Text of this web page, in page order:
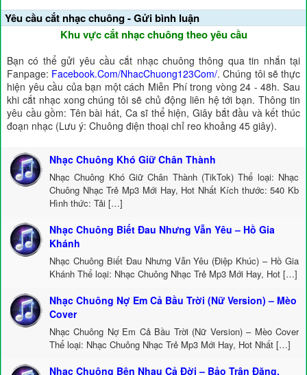
Yêu cầu cắt nhạc chuông - Gửi bình luận
Khu vực cắt nhạc chuông theo yêu cầu
Bạn có thể gửi yêu cầu cắt nhạc chuông thông qua tin nhắn tại
Fanpage: Facebook.Com/NhacChuong123Com/. Chúng tôi sẽ thực
hiện yêu cầu của bạn một cách Miễn Phí trong vòng 24 - 48h. Sau
khi cắt nhạc xong chúng tôi sẽ chủ động liên hệ tới bạn. Thông tin
yêu cầu gồm: Tên bài hát, Ca sĩ thể hiện, Giây bắt đầu và kết thúc
đoạn nhạc (Lưu ý: Chuông điện thoại chỉ reo khoảng 45 giây).
Nhạc Chuông Khó Giữ Chân Thành
Nhạc Chuông Khó Giữ Chân Thành (TikTok) Thể loại: Nhạc
Chuông Nhạc Trẻ Mp3 Mới Hay, Hot Nhất Kích thước: 540 Kb
Hình thức: Tải […]
Nhạc Chuông Biết Đau Nhưng Vẫn Yêu – Hồ Gia
Khánh
Nhạc Chuông Biết Đau Nhưng Vẫn Yêu (Điệp Khúc) – Hồ Gia
Khánh Thể loại: Nhạc Chuông Nhạc Trẻ Mp3 Mới Hay, Hot […]
Nhạc Chuông Nợ Em Cả Bầu Trời (Nữ Version) – Mèo
Cover
Nhạc Chuông Nợ Em Cả Bầu Trời (Nữ Version) – Mèo Cover
Thể loại: Nhạc Chuông Nhạc Trẻ Mp3 Mới Hay, Hot Nhất […]
Nhạc Chuông Bên Nhau Cả Đời – Bảo Trân Đặng,